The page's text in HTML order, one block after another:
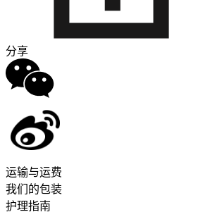
分享
运输与运费
我们的包装
护理指南